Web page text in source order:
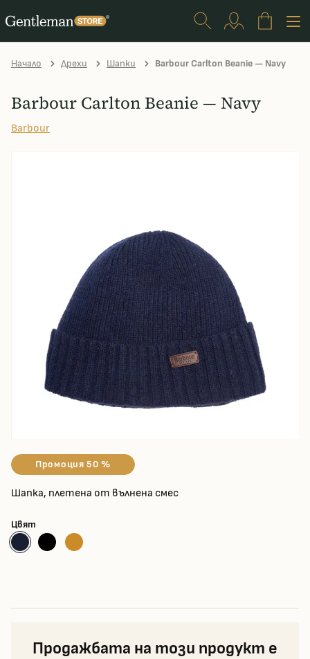
Начало Дрехи Шапки Barbour Carlton Beanie — Navy
Barbour Carlton Beanie — Navy
Barbour
Промоция 50 %
Шапка, плетена от вълнена смес
Цвят
Продажбата на този продукт е